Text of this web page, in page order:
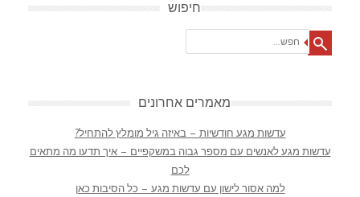
חיפוש
מאמרים אחרונים
עדשות מגע חודשיות – באיזה גיל מומלץ להתחיל?
עדשות מגע לאנשים עם מספר גבוה במשקפיים – איך תדעו מה מתאים
לכם
למה אסור לישון עם עדשות מגע – כל הסיבות כאן